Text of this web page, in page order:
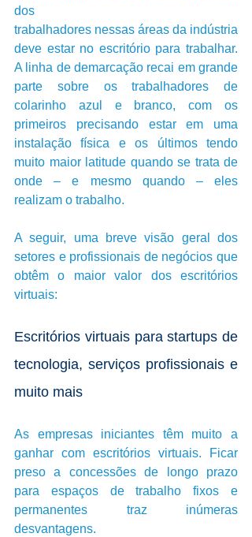
dos
trabalhadores nessas áreas da indústria
deve estar no escritório para trabalhar.
A linha de demarcação recai em grande
parte sobre os trabalhadores de
colarinho azul e branco, com os
primeiros precisando estar em uma
instalação física e os últimos tendo
muito maior latitude quando se trata de
onde – e mesmo quando – eles
realizam o trabalho.
A seguir, uma breve visão geral dos
setores e profissionais de negócios que
obtêm o maior valor dos escritórios
virtuais:
Escritórios virtuais para startups de
tecnologia, serviços profissionais e
muito mais
As empresas iniciantes têm muito a
ganhar com escritórios virtuais. Ficar
preso a concessões de longo prazo
para espaços de trabalho fixos e
permanentes traz inúmeras
desvantagens.